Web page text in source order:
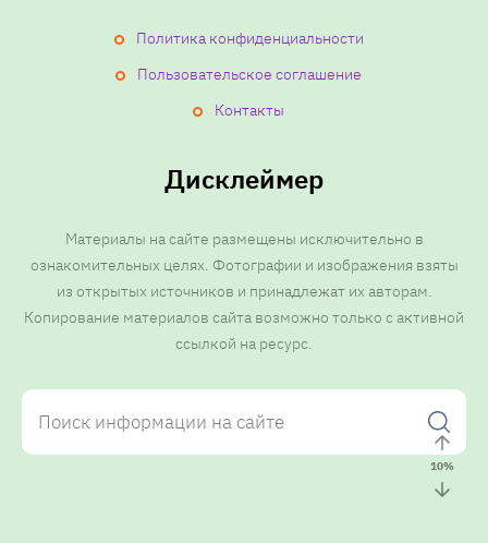
Политика конфиденциальности
Пользовательское соглашение
Контакты
Дисклеймер
Материалы на сайте размещены исключительно в
ознакомительных целях. Фотографии и изображения взяты
из открытых источников и принадлежат их авторам.
Копирование материалов сайта возможно только с активной
ссылкой на ресурс.
10%